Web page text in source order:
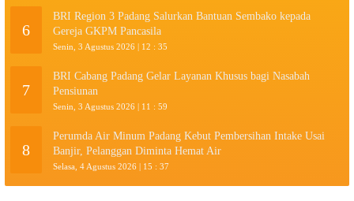
6
BRI Region 3 Padang Salurkan Bantuan Sembako kepada
Gereja GKPM Pancasila
Senin, 3 Agustus 2026 | 12 : 35
7
BRI Cabang Padang Gelar Layanan Khusus bagi Nasabah
Pensiunan
Senin, 3 Agustus 2026 | 11 : 59
8
Perumda Air Minum Padang Kebut Pembersihan Intake Usai
Banjir, Pelanggan Diminta Hemat Air
Selasa, 4 Agustus 2026 | 15 : 37